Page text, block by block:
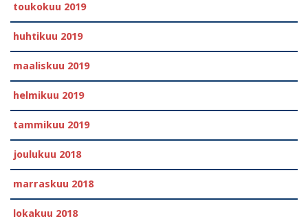
toukokuu 2019
huhtikuu 2019
maaliskuu 2019
helmikuu 2019
tammikuu 2019
joulukuu 2018
marraskuu 2018
lokakuu 2018